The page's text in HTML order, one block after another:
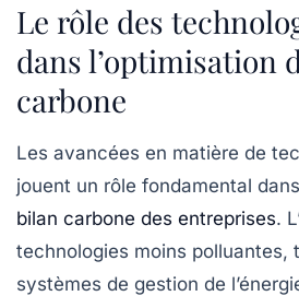
Le rôle des
dans l’optimisation
carbone
Les avancées en matière de
jouent un rôle fondamental
bilan carbone des entreprises.
technologies moins polluantes,
systèmes de gestion de